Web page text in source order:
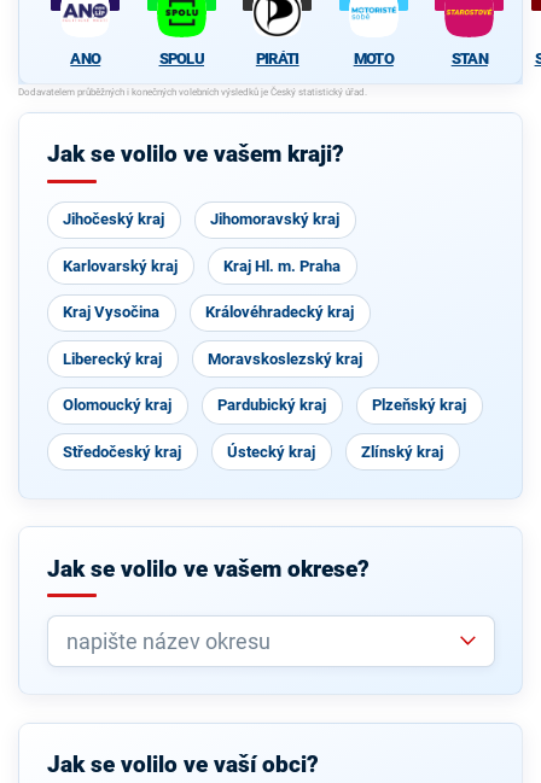
ANO SPOLU PIRÁTI MOTO STAN
Jak se volilo ve vašem kraji?
Jihočeský kraj Jihomoravský kraj
Karlovarský kraj Kraj Hl. m. Praha
Kraj Vysočina Královéhradecký kraj
Liberecký kraj Moravskoslezský kraj
Olomoucký kraj Pardubický kraj Plzeňský kraj
Středočeský kraj Ústecký kraj Zlínský kraj
Jak se volilo ve vašem okrese?
Jak se volilo ve vaší obci?